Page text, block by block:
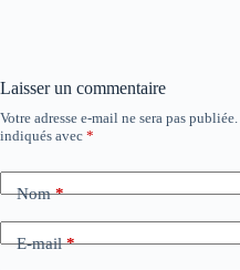
Laisser un commentaire
Votre adresse e-mail ne sera pas publiée.
indiqués avec *
Nom*
E-mail*